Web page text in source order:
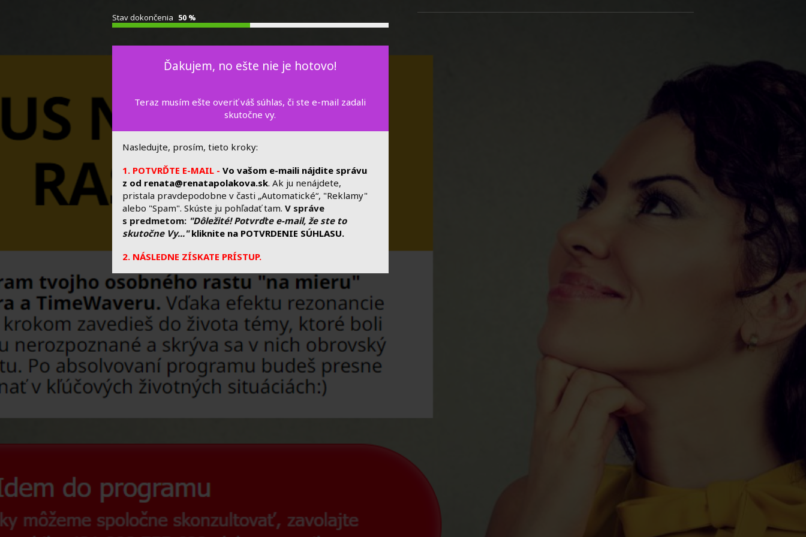
Stav dokončenia 50 %
Ďakujem, no ešte nie je hotovo!
Teraz musím ešte overiť váš súhlas, či ste e-mail zadali
skutočne vy.
Nasledujte, prosím, tieto kroky:
1. POTVRĎTE E-MAIL- Vo vašom e-maili nájdite správu
z od renata@renatapolakova.sk. Ak ju nenájdete,
pristala pravdepodobne v časti „Automatické“, "Reklamy"
alebo "Spam". Skúste ju pohľadať tam. V správe
s predmetom: "Dôležité! Potvrďte e-mail, že ste to
skutočne Vy..." kliknite na POTVRDENIE SÚHLASU.
2. NÁSLEDNE ZÍSKATE PRÍSTUP.